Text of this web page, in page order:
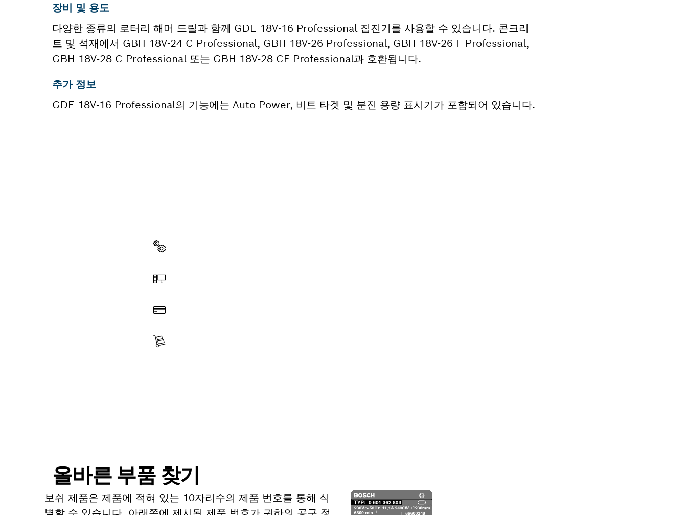
장비 및 용도
다양한 종류의 로터리 해머 드릴과 함께 GDE 18V-16 Professional 집진기를 사용할 수 있습니다. 콘크리
트 및 석재에서 GBH 18V-24 C Professional, GBH 18V-26 Professional, GBH 18V-26 F Professional,
GBH 18V-28 C Professional 또는 GBH 18V-28 CF Professional과 호환됩니다.
추가 정보
GDE 18V-16 Professional의 기능에는 Auto Power, 비트 타겟 및 분진 용량 표시기가 포함되어 있습니다.
올바른 부품 찾기
보쉬 제품은 제품에 적혀 있는 10자리수의 제품 번호를 통해 식